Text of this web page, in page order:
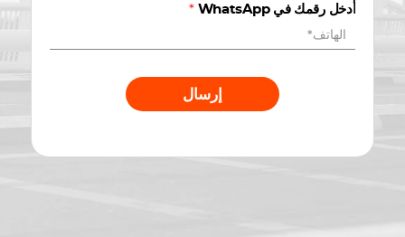
أدخل رقمك في WhatsApp *
إرسال